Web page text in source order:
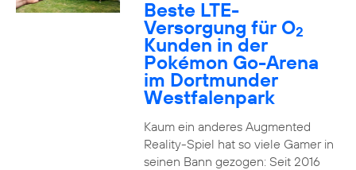
Beste LTE-
Versorgung für O2
Kunden in der
Pokémon Go-Arena
im Dortmunder
Westfalenpark
Kaum ein anderes Augmented
Reality-Spiel hat so viele Gamer in
seinen Bann gezogen: Seit 2016